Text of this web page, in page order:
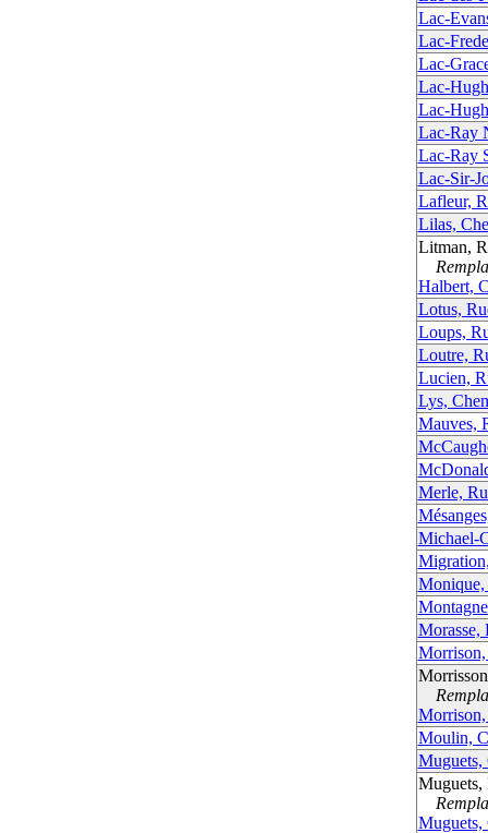
Lac-
Lac-
Lac-
Lac-
Lac-
Lac-Ray
Lac-Ray
Lac-Sir-
Lafleur,
Lilas,
Litman,
Halbert,
Lotus,
Loups,
Loutre,
Lucien,
Lys,
Mauves,
Merle,
Michael-
Monique,
Morasse,
Moulin,
Muguets,
Muguets,
Muguets,